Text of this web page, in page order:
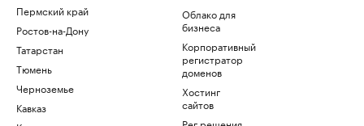
Пермский край
Ростов-на-Дону
Татарстан
Тюмень
Черноземье
Кавказ
Облако для
бизнеса
Корпоративный
регистратор
доменов
Хостинг
сайтов